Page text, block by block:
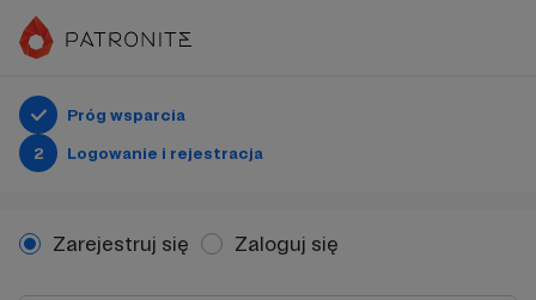
Próg wsparcia
2
Logowanie i rejestracja
Zarejestruj się Zaloguj się